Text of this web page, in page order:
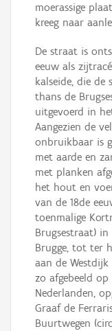
moerassige
kreeg naar
De straat is
eeuw als
kalseide, die
thans de
uitgevoerd in
Aangezien de
onbruikbaar is
met aarde en
met planken
het hout en
van de 18de
toenmalige
Brugsestraat)
Brugge, tot ter
aan de Westdijk
zo afgebeeld
Nederlanden,
Graaf de
Buurtwegen